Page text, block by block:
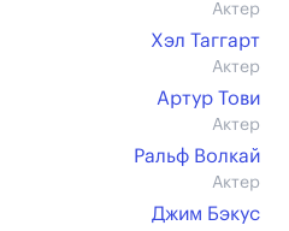
Актер
Хэл Таггарт
Актер
Артур Тови
Актер
Ральф Волкай
Актер
Джим Бэкус